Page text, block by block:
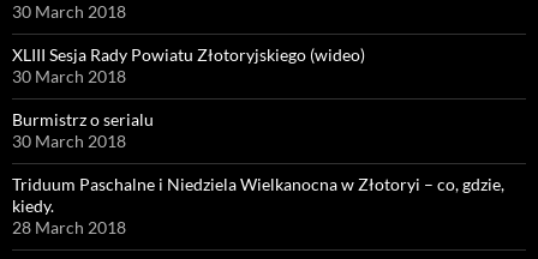
30 March 2018
XLIII Sesja Rady Powiatu Złotoryjskiego (wideo)
30 March 2018
Burmistrz o serialu
30 March 2018
Triduum Paschalne i Niedziela Wielkanocna w Złotoryi – co, gdzie,
kiedy.
28 March 2018